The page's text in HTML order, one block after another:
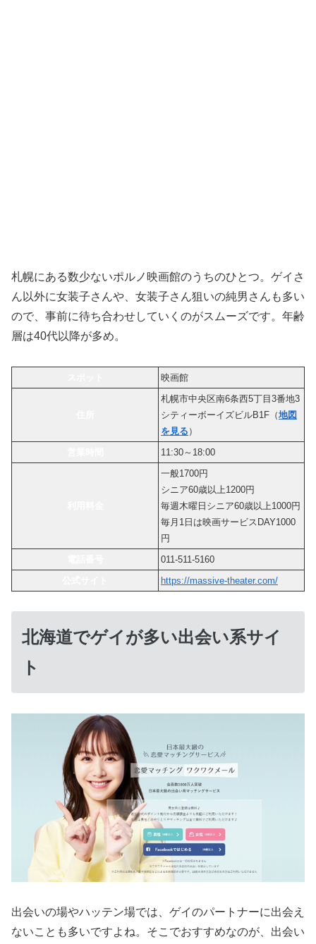
札幌にある数少ないポルノ映画館のうちのひとつ。ゲイさ
ん以外に女装子さんや、女装子さん狙いの純男さんも多い
ので、事前に待ち合わせしていくのがスムーズです。年齢
層は40代以降が多め。
映画館
札幌市中央区南6条西5丁目3番地3
シティーボーイズビルB1F（地図
を見る ）
11:30～18:00
一般1700円
シニア60歳以上1200円
毎週木曜日シニア60歳以上1000円
毎月1日は映画サービスDAY1000
円
011-511-5160
https://massive-theater.com/
北海道でゲイが多い出会い系サイ
ト
出会いの場やハッテン場では、ゲイのパートナーに出会え
ないことも多いですよね。そこでおすすめなのが、 出会い